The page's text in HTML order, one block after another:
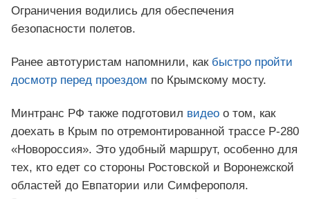
Ограничения водились для обеспечения
безопасности полетов.
Ранее автотуристам напомнили, как быстро пройти
досмотр перед проездом по Крымскому мосту.
Минтранс РФ также подготовил видео о том, как
доехать в Крым по отремонтированной трассе Р-280
«Новороссия». Это удобный маршрут, особенно для
тех, кто едет со стороны Ростовской и Воронежской
областей до Евпатории или Симферополя.